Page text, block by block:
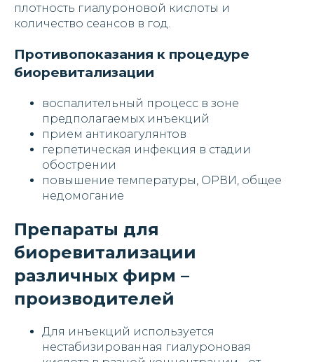
плотность гиалуроновой кислоты и
количество сеансов в год.
Противопоказания к процедуре
биоревитализации
воспалительный процесс в зоне
предполагаемых инъекций
прием антикоагулянтов
герпетическая инфекция в стадии
обострении
повышение температуры, ОРВИ, общее
недомогание
Препараты для
биоревитализации
различных фирм –
производителей
Для инъекций используется
нестабизированная гиалуроновая